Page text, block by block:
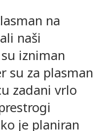
na
naši
izniman
su za plasman
zadani vrlo
je planiran